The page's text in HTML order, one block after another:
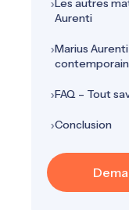
Les autres
Aurenti
Marius
FAQ – Tout
Conclusion